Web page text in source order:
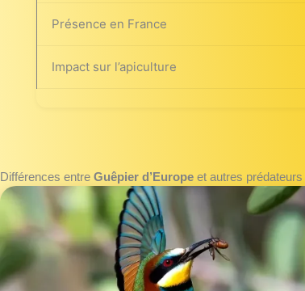
Présence en France
Impact sur l’apiculture
Différences entreGuêpier d’Europe et autres